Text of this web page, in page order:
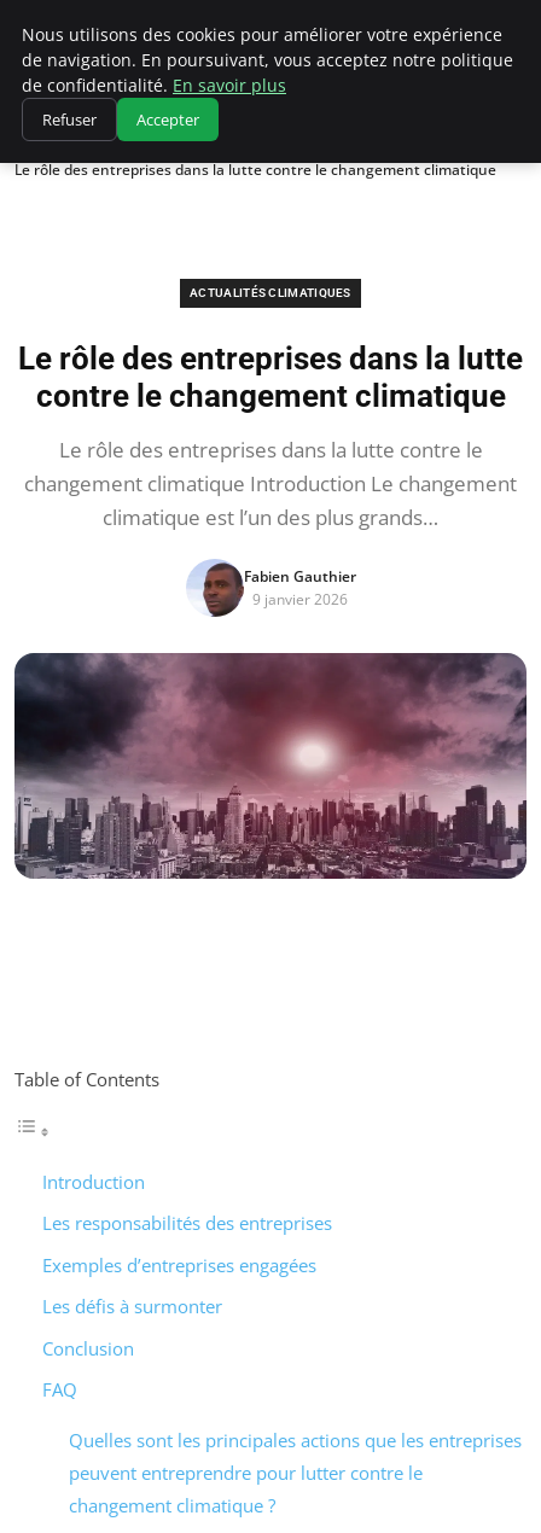
Climatedebtagents
Accueil
Actualités Climatiques
Le rôle des entreprises dans la lutte contre le changement climatique
ACTUALITÉS CLIMATIQUES
Le rôle des entreprises dans la lutte
contre le changement climatique
Le rôle des entreprises dans la lutte contre le
changement climatique Introduction Le changement
climatique est l’un des plus grands…
Fabien Gauthier
9 janvier 2026
Table of Contents
Introduction
Les responsabilités des entreprises
Exemples d’entreprises engagées
Les défis à surmonter
Conclusion
FAQ
Quelles sont les principales actions que les entreprises
peuvent entreprendre pour lutter contre le
changement climatique ?
Nous utilisons des cookies pour améliorer votre expérience
de navigation. En poursuivant, vous acceptez notre politique
de confidentialité. En savoir plus
Refuser Accepter